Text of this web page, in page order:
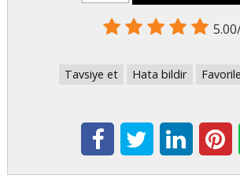
Tavsiye et Hata bildir